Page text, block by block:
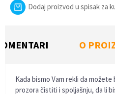
Dodaj proizvod u spisak za
O
Kada bismo Vam rekli da
prozora čistiti i spoljašnju, da li